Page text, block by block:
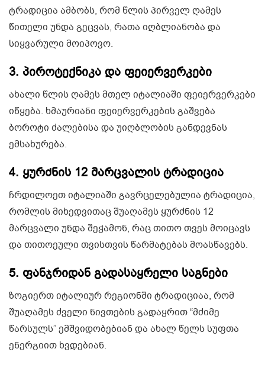
ტრადიცია ამბობს, რომ წლის პირველ ღამეს
წითელი უნდა გეცვას, რათა იღბლიანობა და
სიყვარული მოიპოვო.
3. პიროტექნიკა და ფეიერვერკები
ახალი წლის ღამეს მთელ იტალიაში ფეიერვერკები
იწყება. ხმაურიანი ფეიერვერკების გაშვება
ბოროტი ძალებისა და უიღბლობის განდევნას
ემსახურება.
4. ყურძნის 12 მარცვალის ტრადიცია
ჩრდილოეთ იტალიაში გავრცელებულია ტრადიცია,
რომლის მიხედვითაც შუაღამეს ყურძნის 12
მარცვალი უნდა შეჭამონ, რაც თითო თვეს მოიცავს
და თითოეული თვისთვის წარმატებას მოასწავებს.
5. ფანჯრიდან გადასაყრელი საგნები
ზოგიერთ იტალიურ რეგიონში ტრადიციაა, რომ
შუაღამეს ძველი ნივთების გადაყრით “მძიმე
წარსულს” ემშვიდობებიან და ახალ წელს სუფთა
ენერგიით ხვდებიან.